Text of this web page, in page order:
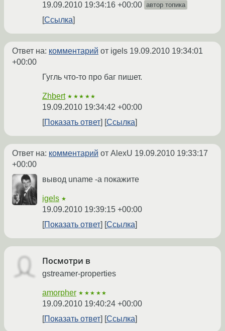
19.09.2010 19:34:16 +00:00 автор топика
Ссылка
Ответ на: комментарий от igels 19.09.2010 19:34:01
+00:00
Гугль что-то про баг пишет.
Zhbert ★★★★★
19.09.2010 19:34:42 +00:00
Показать ответ
Ссылка
Ответ на: комментарий от AlexU 19.09.2010 19:33:17
+00:00
вывод uname -a покажите
igels ★
19.09.2010 19:39:15 +00:00
Показать ответ
Ссылка
Посмотри в
gstreamer-properties
amorpher ★★★★★
19.09.2010 19:40:24 +00:00
Показать ответ
Ссылка